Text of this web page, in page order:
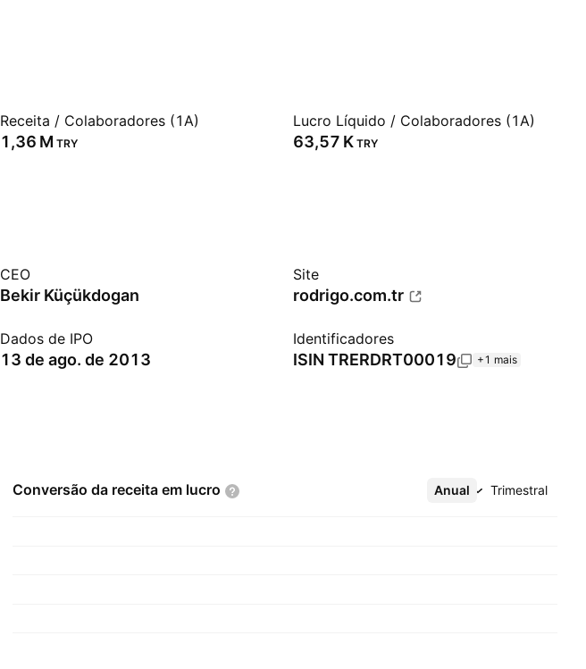
Receita / Colaboradores (1A)
‪1,36 M‬ TRY
Lucro Líquido / Colaboradores (1A)
‪63,57 K‬ TRY
CEO
Bekir Küçükdogan
Site
rodrigo.com.tr
Dados de IPO
13 de ago. de 2013
Identificadores
ISIN TRERDRT00019 +1 mais
Conversão da receita em lucro Anual Trimestral
Mais